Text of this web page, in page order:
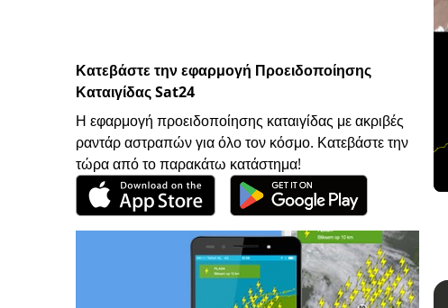
Κατεβάστε την εφαρμογή Προειδοποίησης
Καταιγίδας Sat24
Η εφαρμογή προειδοποίησης καταιγίδας με ακριβές
ραντάρ αστραπών για όλο τον κόσμο. Κατεβάστε την
τώρα από το παρακάτω κατάστημα!